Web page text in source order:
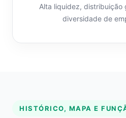
Alta liquidez, distribuição
diversidade de
HISTÓRICO, MAPA E